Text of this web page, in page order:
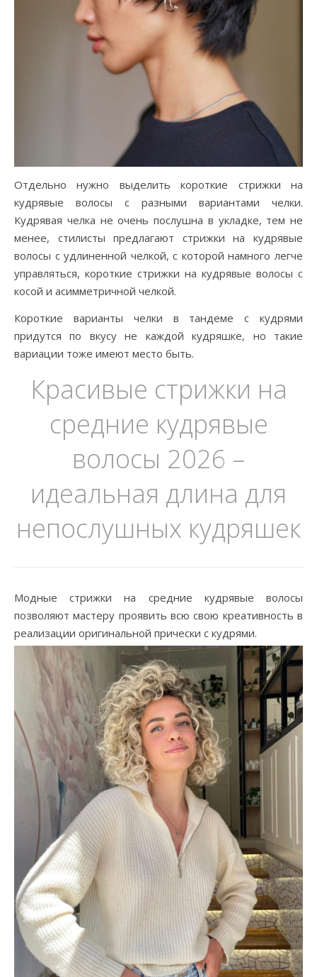
Отдельно нужно выделить короткие стрижки на
кудрявые волосы с разными вариантами челки.
Кудрявая челка не очень послушна в укладке, тем не
менее, стилисты предлагают стрижки на кудрявые
волосы с удлиненной челкой, с которой намного легче
управляться, короткие стрижки на кудрявые волосы с
косой и асимметричной челкой.
Короткие варианты челки в тандеме с кудрями
придутся по вкусу не каждой кудряшке, но такие
вариации тоже имеют место быть.
Красивые стрижки на
средние кудрявые
волосы 2026 –
идеальная длина для
непослушных кудряшек
Модные стрижки на средние кудрявые волосы
позволяют мастеру проявить всю свою креативность в
реализации оригинальной прически с кудрями.